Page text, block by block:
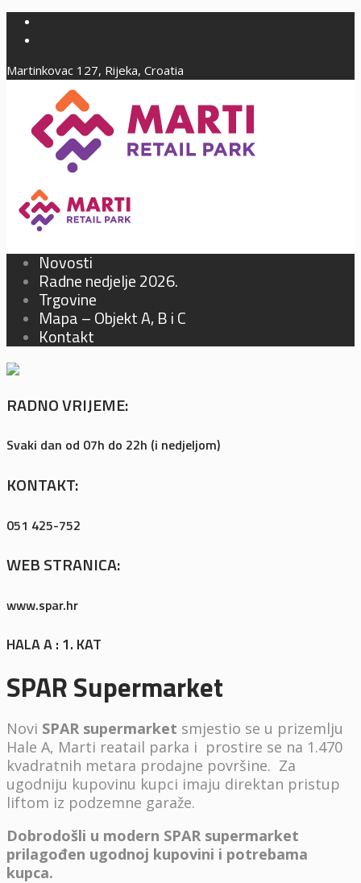
Martinkovac 127, Rijeka, Croatia
Novosti
Radne nedjelje 2026.
Trgovine
Mapa – Objekt A, B i C
Kontakt
RADNO VRIJEME:
Svaki dan od 07h do 22h (i nedjeljom)
KONTAKT:
051 425-752
WEB STRANICA:
www.spar.hr
HALA A : 1. KAT
SPAR Supermarket
Novi SPAR supermarket smjestio se u prizemlju
Hale A, Marti reatail parka i prostire se na 1.470
kvadratnih metara prodajne površine. Za
ugodniju kupovinu kupci imaju direktan pristup
liftom iz podzemne garaže.
Dobrodošli u modern SPAR supermarket
prilagođen ugodnoj kupovini i potrebama
kupca.